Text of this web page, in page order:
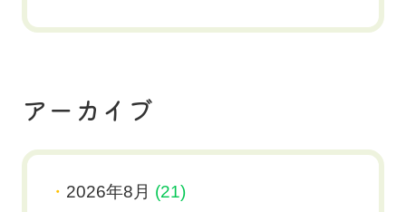
アーカイブ
2026年8月 (21)